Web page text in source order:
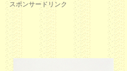
スポンサードリンク